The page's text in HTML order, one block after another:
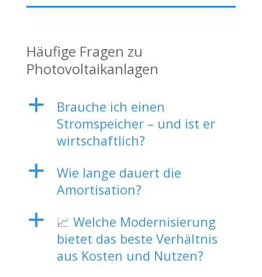
Häufige Fragen zu
Photovoltaikanlagen
a
Brauche ich einen
Stromspeicher – und ist er
wirtschaftlich?
a
Wie lange dauert die
Amortisation?
a
📈 Welche Modernisierung
bietet das beste Verhältnis
aus Kosten und Nutzen?